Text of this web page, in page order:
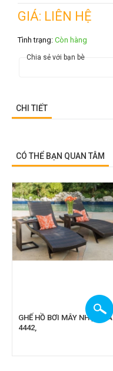
GIÁ: LIÊN HỆ
Tình trạng: Còn hàng
Chia sẻ với bạn bè
CHI TIẾT
CÓ THỂ BẠN QUAN TÂM
GHẾ HỒ BƠI MÂY NHỰA CA
4442,